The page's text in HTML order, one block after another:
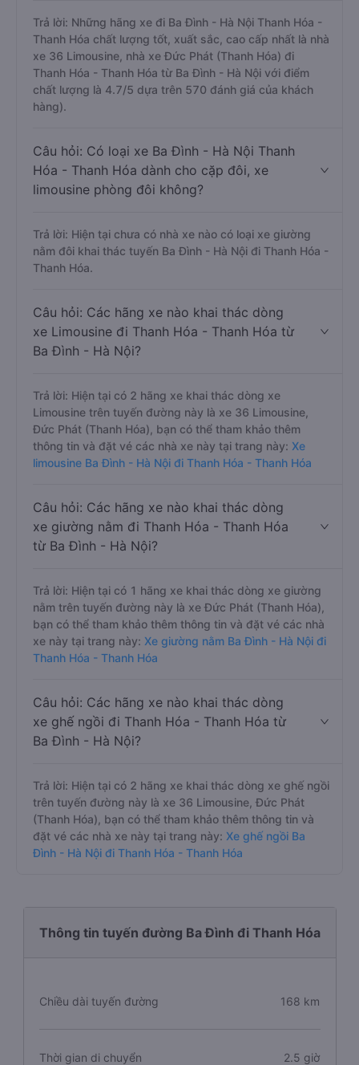
Trả lời: Những hãng xe đi Ba Đình - Hà Nội Thanh Hóa -
Thanh Hóa chất lượng tốt, xuất sắc, cao cấp nhất là nhà
xe 36 Limousine, nhà xe Đức Phát (Thanh Hóa) đi
Thanh Hóa - Thanh Hóa từ Ba Đình - Hà Nội với điểm
chất lượng là 4.7/5 dựa trên 570 đánh giá của khách
hàng).
Câu hỏi: Có loại xe Ba Đình - Hà Nội Thanh
Hóa - Thanh Hóa dành cho cặp đôi, xe
limousine phòng đôi không?
Trả lời: Hiện tại chưa có nhà xe nào có loại xe giường
nằm đôi khai thác tuyến Ba Đình - Hà Nội đi Thanh Hóa -
Thanh Hóa.
Câu hỏi: Các hãng xe nào khai thác dòng
xe Limousine đi Thanh Hóa - Thanh Hóa từ
Ba Đình - Hà Nội?
Trả lời: Hiện tại có 2 hãng xe khai thác dòng xe
Limousine trên tuyến đường này là xe 36 Limousine,
Đức Phát (Thanh Hóa), bạn có thể tham khảo thêm
thông tin và đặt vé các nhà xe này tại trang này: Xe
limousine Ba Đình - Hà Nội đi Thanh Hóa - Thanh Hóa
Câu hỏi: Các hãng xe nào khai thác dòng
xe giường nằm đi Thanh Hóa - Thanh Hóa
từ Ba Đình - Hà Nội?
Trả lời: Hiện tại có 1 hãng xe khai thác dòng xe giường
nằm trên tuyến đường này là xe Đức Phát (Thanh Hóa),
bạn có thể tham khảo thêm thông tin và đặt vé các nhà
xe này tại trang này: Xe giường nằm Ba Đình - Hà Nội đi
Thanh Hóa - Thanh Hóa
Câu hỏi: Các hãng xe nào khai thác dòng
xe ghế ngồi đi Thanh Hóa - Thanh Hóa từ
Ba Đình - Hà Nội?
Trả lời: Hiện tại có 2 hãng xe khai thác dòng xe ghế ngồi
trên tuyến đường này là xe 36 Limousine, Đức Phát
(Thanh Hóa), bạn có thể tham khảo thêm thông tin và
đặt vé các nhà xe này tại trang này: Xe ghế ngồi Ba
Đình - Hà Nội đi Thanh Hóa - Thanh Hóa
Thông tin tuyến đường Ba Đình đi Thanh Hóa
Chiều dài tuyến đường 168 km
Thời gian di chuyển 2.5 giờ